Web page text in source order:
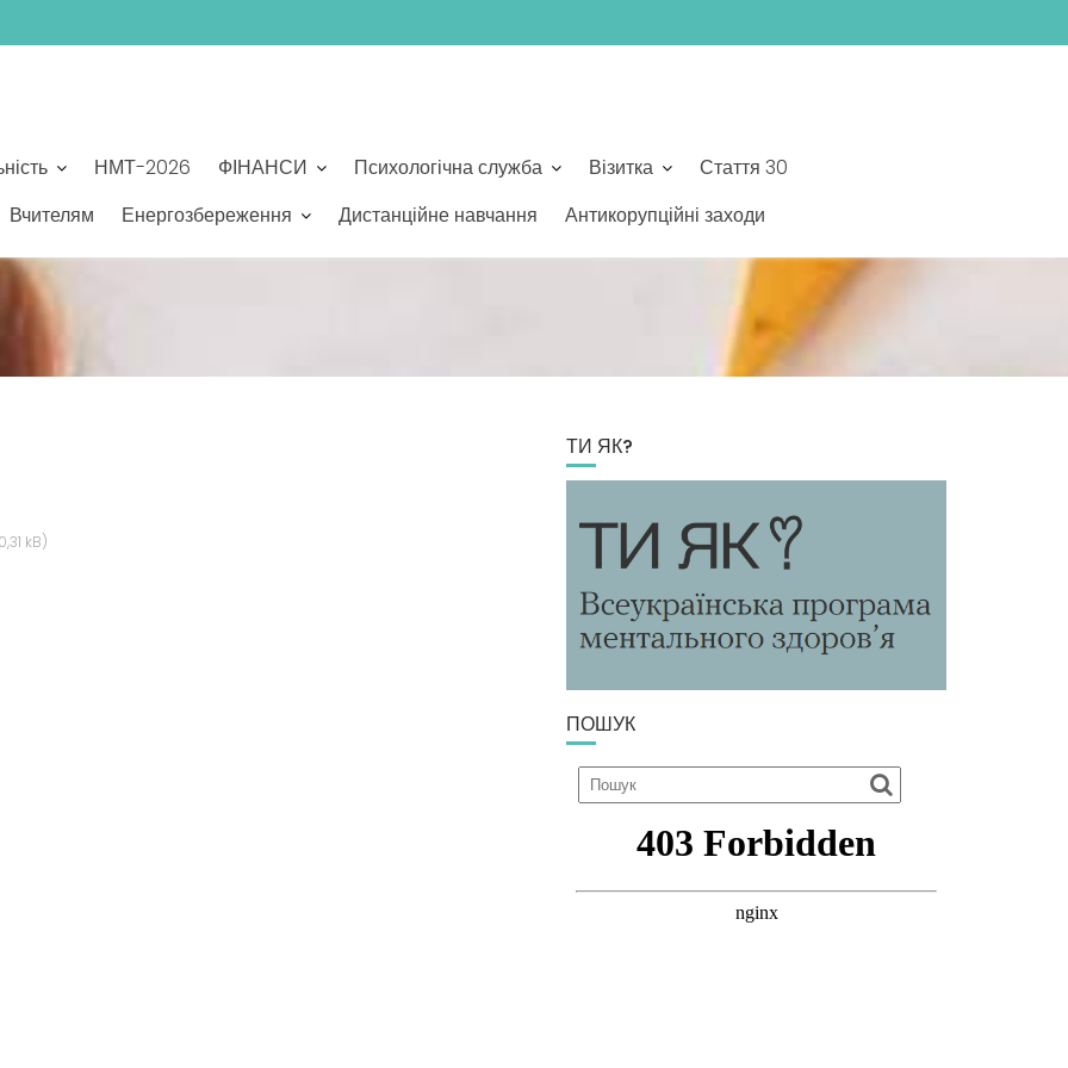
НМТ-2026 ФІНАНСИ Психологічна служба Візитка
Стаття 30
Вчителям Енергозбереження Дистанційне навчання Антикорупційні заходи
ТИ ЯК?
ПОШУК